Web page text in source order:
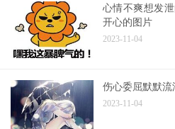
心情不爽想发
开心的图片
2023-11-04
伤心委屈默默流
2023-11-04